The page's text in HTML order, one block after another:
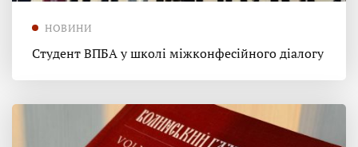
НОВИНИ
Студент ВПБА у школі міжконфесійного діалогу